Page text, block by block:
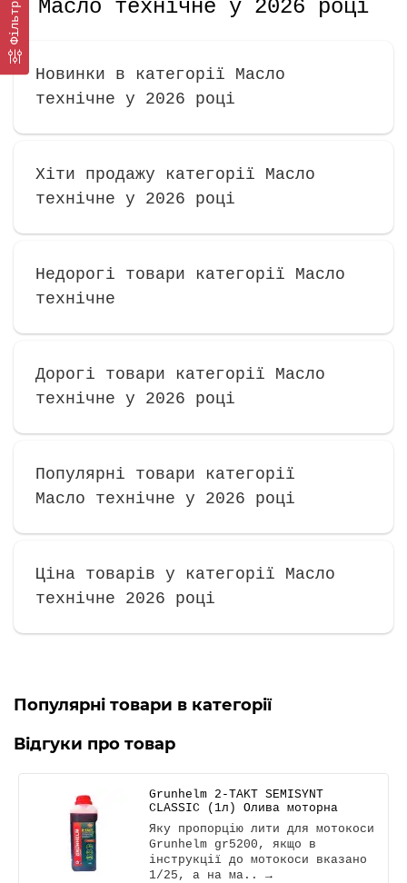
Фільтр
Масло технічне у 2026 році
Новинки в категорії Масло
технічне у 2026 році
Хіти продажу категорії Масло
технічне у 2026 році
Недорогі товари категорії Масло
технічне
Дорогі товари категорії Масло
технічне у 2026 році
Популярні товари категорії
Масло технічне у 2026 році
Ціна товарів у категорії Масло
технічне 2026 році
Популярні товари в категорії
Відгуки про товар
Grunhelm 2-TAKT SEMISYNT
CLASSIC (1л) Олива моторна
Яку пропорцію лити для мотокоси
Grunhelm gr5200, якщо в
інструкції до мотокоси вказано
1/25, а на ма.. →